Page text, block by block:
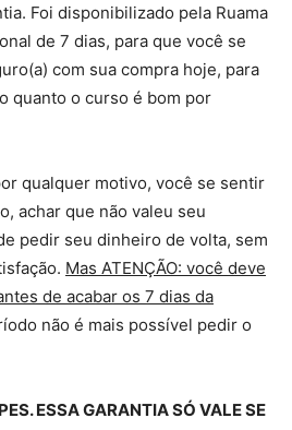
Foi disponibilizado pela Ruama
de 7 dias, para que você se
com sua compra hoje, para
quanto o curso é bom por
qualquer motivo, você se sentir
achar que não valeu seu
pedir seu dinheiro de volta, sem
Mas ATENÇÃO: você deve
de acabar os 7 dias da
não é mais possível pedir o
ESSA GARANTIA SÓ VALE SE